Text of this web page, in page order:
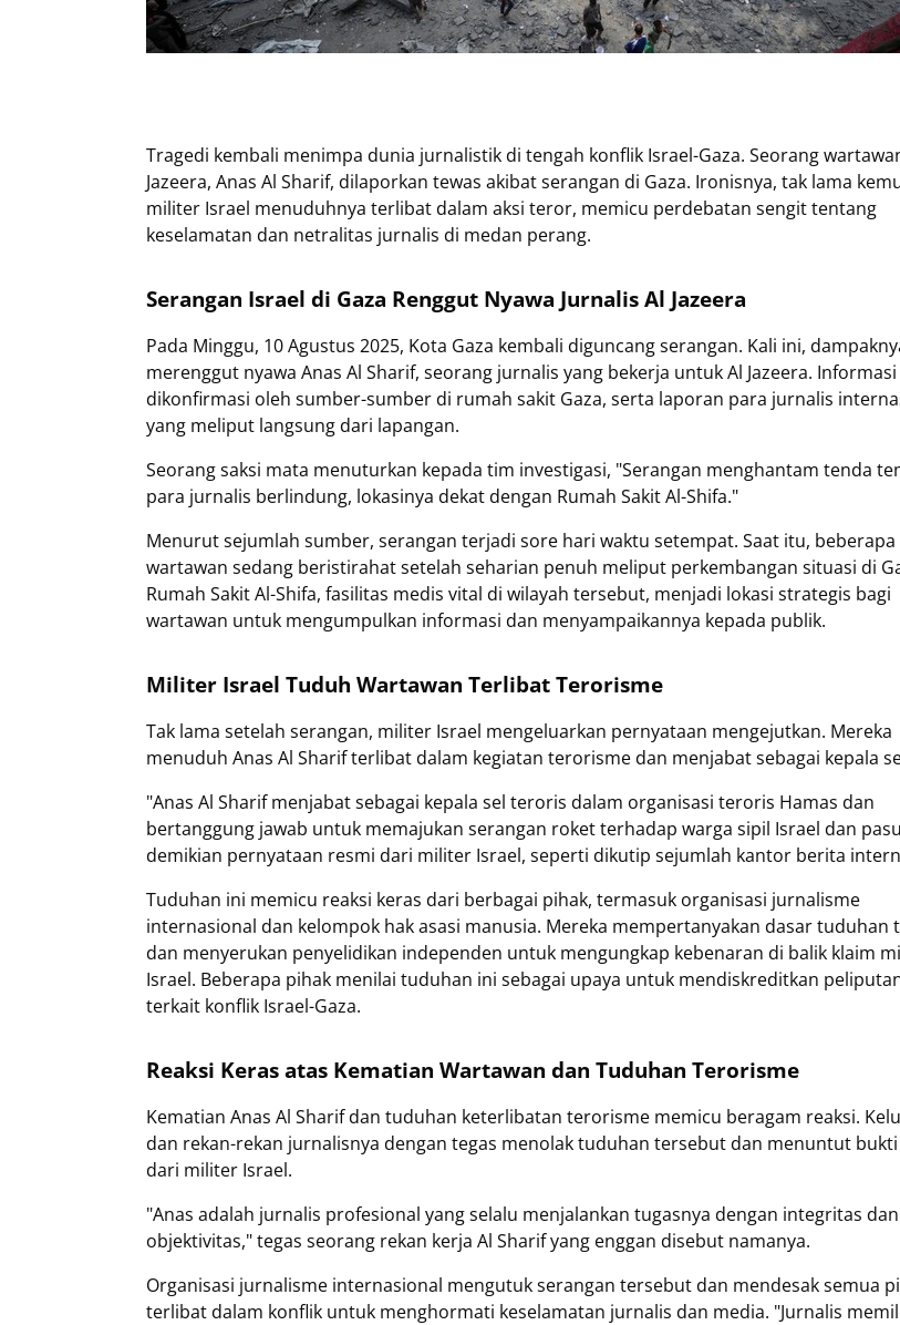
Tragedi kembali menimpa dunia jurnalistik di tengah konflik Israel-Gaza. Seorang
Jazeera, Anas Al Sharif, dilaporkan tewas akibat serangan di Gaza. Ironisnya, tak lama
militer Israel menuduhnya terlibat dalam aksi teror, memicu perdebatan sengit tentang
keselamatan dan netralitas jurnalis di medan perang.
Serangan Israel di Gaza Renggut Nyawa Jurnalis Al Jazeera
Pada Minggu, 10 Agustus 2025, Kota Gaza kembali diguncang serangan. Kali ini,
merenggut nyawa Anas Al Sharif, seorang jurnalis yang bekerja untuk Al Jazeera.
dikonfirmasi oleh sumber-sumber di rumah sakit Gaza, serta laporan para jurnalis
yang meliput langsung dari lapangan.
Seorang saksi mata menuturkan kepada tim investigasi, "Serangan menghantam tenda
para jurnalis berlindung, lokasinya dekat dengan Rumah Sakit Al-Shifa."
Menurut sejumlah sumber, serangan terjadi sore hari waktu setempat. Saat itu, beberapa
wartawan sedang beristirahat setelah seharian penuh meliput perkembangan situasi di
Rumah Sakit Al-Shifa, fasilitas medis vital di wilayah tersebut, menjadi lokasi strategis bagi
wartawan untuk mengumpulkan informasi dan menyampaikannya kepada publik.
Militer Israel Tuduh Wartawan Terlibat Terorisme
Tak lama setelah serangan, militer Israel mengeluarkan pernyataan mengejutkan. Mereka
menuduh Anas Al Sharif terlibat dalam kegiatan terorisme dan menjabat sebagai kepala
"Anas Al Sharif menjabat sebagai kepala sel teroris dalam organisasi teroris Hamas dan
bertanggung jawab untuk memajukan serangan roket terhadap warga sipil Israel dan
demikian pernyataan resmi dari militer Israel, seperti dikutip sejumlah kantor berita
Tuduhan ini memicu reaksi keras dari berbagai pihak, termasuk organisasi jurnalisme
internasional dan kelompok hak asasi manusia. Mereka mempertanyakan dasar tuduhan
dan menyerukan penyelidikan independen untuk mengungkap kebenaran di balik klaim
Israel. Beberapa pihak menilai tuduhan ini sebagai upaya untuk mendiskreditkan
terkait konflik Israel-Gaza.
Reaksi Keras atas Kematian Wartawan dan Tuduhan Terorisme
Kematian Anas Al Sharif dan tuduhan keterlibatan terorisme memicu beragam reaksi.
dan rekan-rekan jurnalisnya dengan tegas menolak tuduhan tersebut dan menuntut
dari militer Israel.
"Anas adalah jurnalis profesional yang selalu menjalankan tugasnya dengan integritas dan
objektivitas," tegas seorang rekan kerja Al Sharif yang enggan disebut namanya.
Organisasi jurnalisme internasional mengutuk serangan tersebut dan mendesak semua
terlibat dalam konflik untuk menghormati keselamatan jurnalis dan media. "Jurnalis